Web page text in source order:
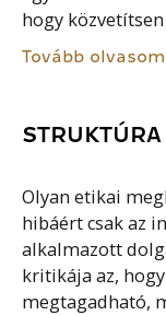
hogy
Tovább olvasom
STRUKTÚRA
Olyan etikai
hibáért csak az
alkalmazott
kritikája az,
megtagadható,